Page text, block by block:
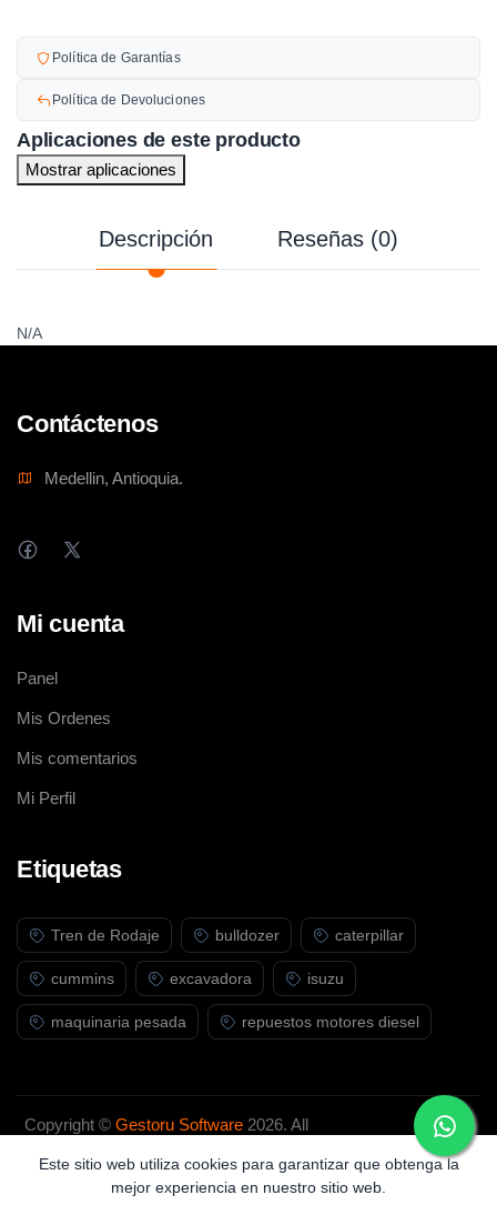
Política de Garantías
Política de Devoluciones
Aplicaciones de este producto
Mostrar aplicaciones
Descripción Reseñas (0)
N/A
Contáctenos
Medellin, Antioquia.
Mi cuenta
Panel
Mis Ordenes
Mis comentarios
Mi Perfil
Etiquetas
Tren de Rodaje bulldozer caterpillar
cummins excavadora isuzu
maquinaria pesada repuestos motores diesel
Copyright ©Gestoru Software 2026. All
Este sitio web utiliza cookies para garantizar que obtenga la
mejor experiencia en nuestro sitio web.